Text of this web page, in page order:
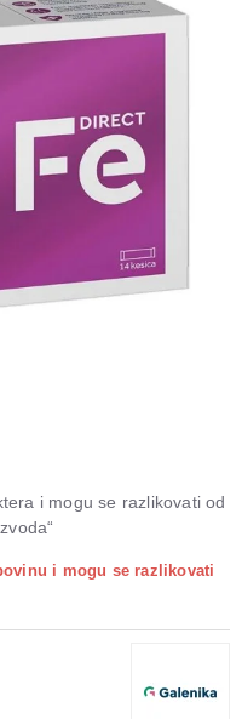
i mogu se razlikovati od
i mogu se razlikovati